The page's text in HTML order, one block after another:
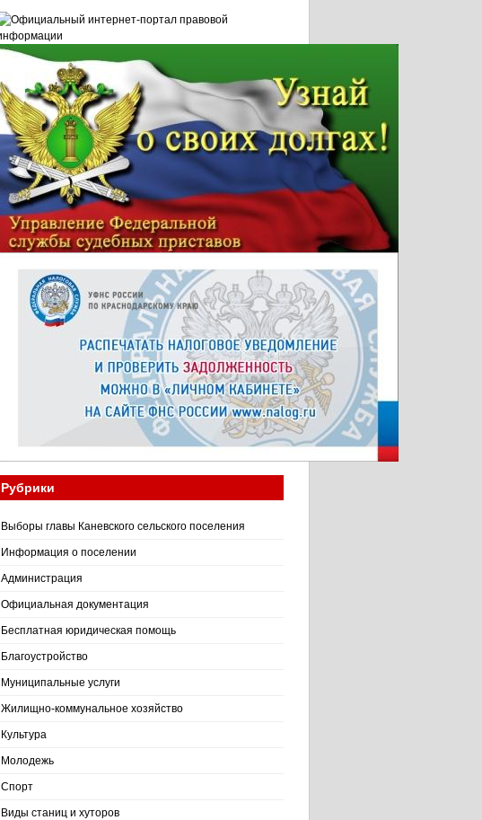
Рубрики
Выборы главы Каневского сельского поселения
Информация о поселении
Администрация
Официальная документация
Бесплатная юридическая помощь
Благоустройство
Муниципальные услуги
Жилищно-коммунальное хозяйство
Культура
Молодежь
Спорт
Виды станиц и хуторов